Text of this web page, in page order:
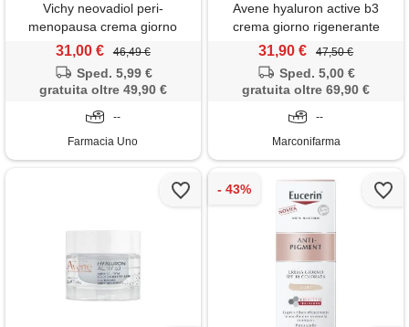
Vichy neovadiol peri-
menopausa crema giorno
ridensificante liftante pelle
31,00 € 46,49 €
Sped. 5,99 €
gratuita oltre 49,90 €
--
Farmacia Uno
Avene hyaluron active b3
crema giorno rigenerante
cellulare 50 ml
31,90 € 47,50 €
Sped. 5,00 €
gratuita oltre 69,90 €
--
Marconifarma